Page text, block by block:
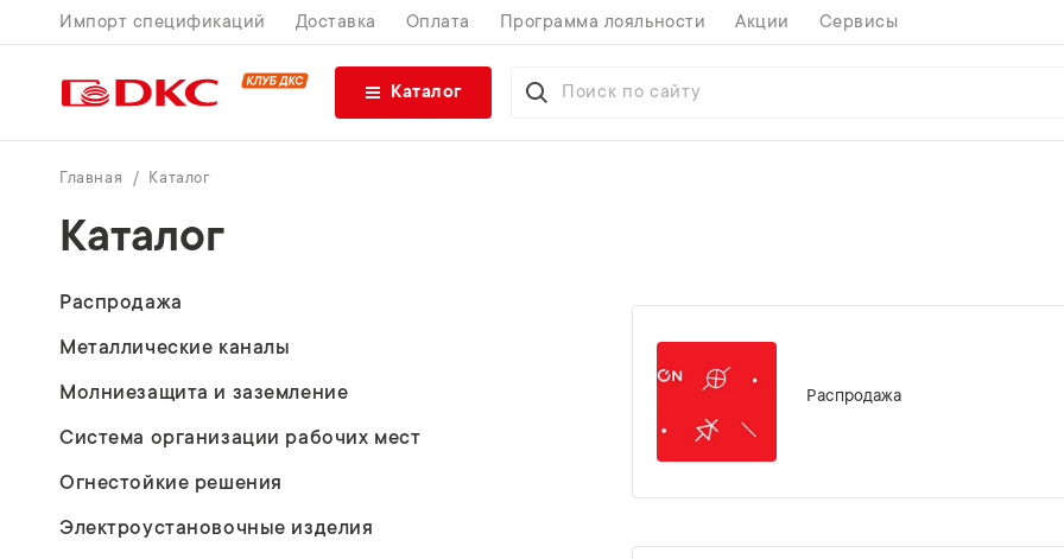
Импорт спецификаций Доставка Оплата Программа лояльности Акции Сервисы
Каталог
Главная Каталог
Каталог
Распродажа
Металлические каналы
Молниезащита и заземление
Система организации рабочих мест
Огнестойкие решения
Электроустановочные изделия
Распродажа